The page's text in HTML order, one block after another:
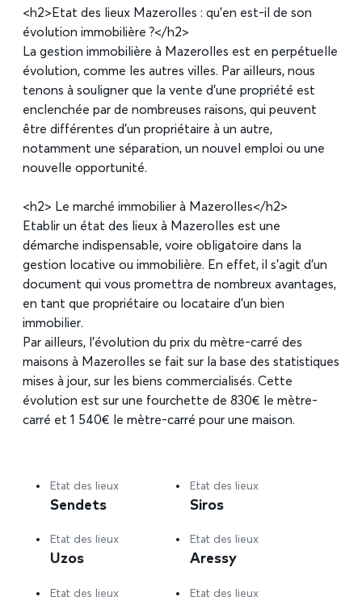
<h2>Etat des lieux Mazerolles : qu’en est-il de son
évolution immobilière ?</h2>
La gestion immobilière à Mazerolles est en perpétuelle
évolution, comme les autres villes. Par ailleurs, nous
tenons à souligner que la vente d’une propriété est
enclenchée par de nombreuses raisons, qui peuvent
être différentes d’un propriétaire à un autre,
notamment une séparation, un nouvel emploi ou une
nouvelle opportunité.
<h2> Le marché immobilier à Mazerolles</h2>
Etablir un état des lieux à Mazerolles est une
démarche indispensable, voire obligatoire dans la
gestion locative ou immobilière. En effet, il s’agit d’un
document qui vous promettra de nombreux avantages,
en tant que propriétaire ou locataire d’un bien
immobilier.
Par ailleurs, l’évolution du prix du mètre-carré des
maisons à Mazerolles se fait sur la base des statistiques
mises à jour, sur les biens commercialisés. Cette
évolution est sur une fourchette de 830€ le mètre-
carré et 1 540€ le mètre-carré pour une maison.
Etat des lieux
Sendets
Etat des lieux
Siros
Etat des lieux
Uzos
Etat des lieux
Aressy
Etat des lieux Etat des lieux